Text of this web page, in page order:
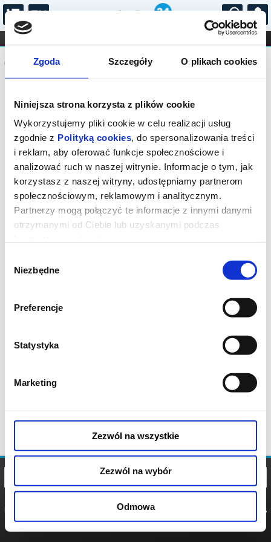
Zgoda Szczegóły O plikach cookies
Niniejsza strona korzysta z plików cookie
Wykorzystujemy pliki cookie w celu realizacji usług
zgodnie z Polityką cookies, do spersonalizowania treści
i reklam, aby oferować funkcje społecznościowe i
analizować ruch w naszej witrynie. Informacje o tym, jak
korzystasz z naszej witryny, udostępniamy partnerom
społecznościowym, reklamowym i analitycznym.
Partnerzy mogą połączyć te informacje z innymi danymi
otrzymanymi od Ciebie lub uzyskanymi podczas
zgody
Niezbędne
Preferencje
Statystyka
Marketing
Zezwól na wszystkie
Zezwól na wybór
Odmowa
...
FILHARMONIA OPERA I BALET
STAND-UP
DLA DZIECI
Komunikat
Sprzedaż on-line została zakończona,
sprawdź dostępność biletów w kasie.
POLITYKA
POLITYKA